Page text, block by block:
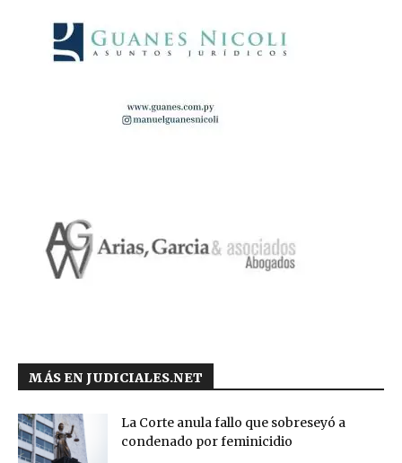
MÁS EN JUDICIALES.NET
La Corte anula fallo que sobreseyó a
condenado por feminicidio